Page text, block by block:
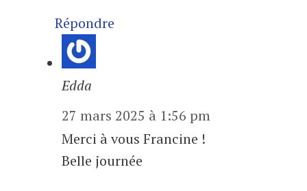
Répondre
Edda
27 mars 2025 à 1:56 pm
Merci à vous Francine !
Belle journée